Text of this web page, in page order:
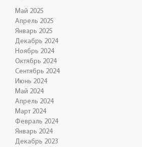
Май 2025
Апрель 2025
Январь 2025
Декабрь 2024
Ноябрь 2024
Октябрь 2024
Сентябрь 2024
Июнь 2024
Май 2024
Апрель 2024
Март 2024
Февраль 2024
Январь 2024
Декабрь 2023